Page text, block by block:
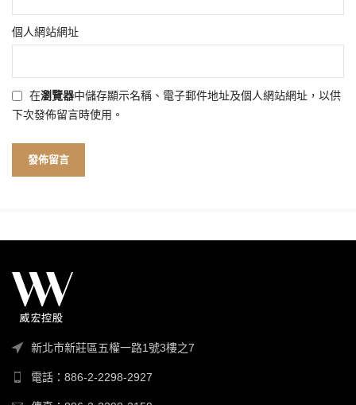
個人網站網址
在瀏覽器中儲存顯示名稱、電子郵件地址及個人網站網址，以供
下次發佈留言時使用。
新北市新莊區五權一路1號3樓之7
電話：886-2-2298-2927